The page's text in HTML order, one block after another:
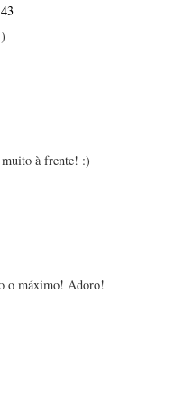
à frente! :)
o máximo! Adoro!